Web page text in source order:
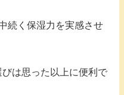
続く保湿力を実感させ
は思った以上に便利で